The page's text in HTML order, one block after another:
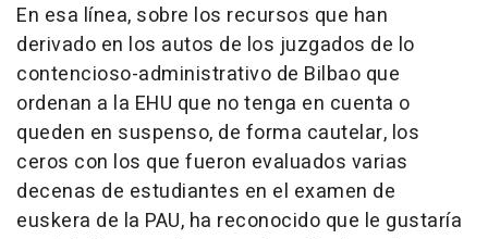
En esa línea, sobre los recursos que han
derivado en los autos de los juzgados de lo
contencioso-administrativo de Bilbao que
ordenan a la EHU que no tenga en cuenta o
queden en suspenso, de forma cautelar, los
ceros con los que fueron evaluados varias
decenas de estudiantes en el examen de
euskera de la PAU, ha reconocido que le gustaría